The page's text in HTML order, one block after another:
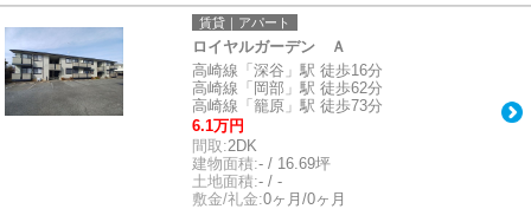
賃貸｜アパート
ロイヤルガーデン Ａ
高崎線「深谷」駅 徒歩16分
高崎線「岡部」駅 徒歩62分
高崎線「籠原」駅 徒歩73分
6.1万円
間取:2DK
建物面積:- / 16.69坪
土地面積:- / -
敷金/礼金:0ヶ月/0ヶ月